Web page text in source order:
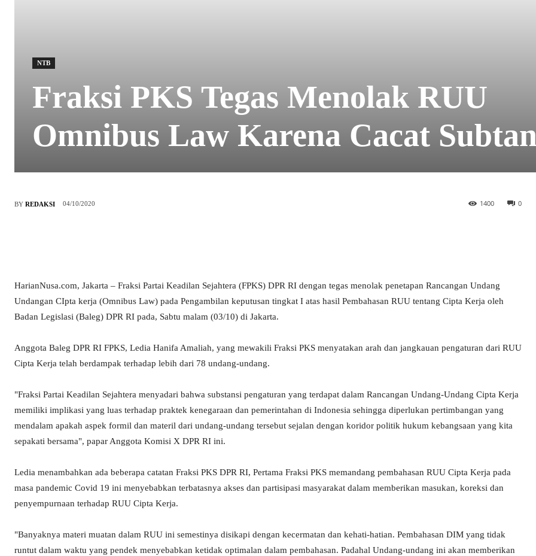
NTB
Fraksi PKS Tegas Menolak RUU
Omnibus Law Karena Cacat
BY REDAKSI 04/10/2020 0
1400
HarianNusa.com, Jakarta – Fraksi Partai Keadilan Sejahtera (FPKS) DPR RI dengan tegas menolak penetapan Rancangan Undang
Undangan CIpta kerja (Omnibus Law) pada Pengambilan keputusan tingkat I atas hasil Pembahasan RUU tentang Cipta Kerja oleh
Badan Legislasi (Baleg) DPR RI pada, Sabtu malam (03/10) di Jakarta.
Anggota Baleg DPR RI FPKS, Ledia Hanifa Amaliah, yang mewakili Fraksi PKS menyatakan arah dan jangkauan pengaturan dari RUU
Cipta Kerja telah berdampak terhadap lebih dari 78 undang-undang.
"Fraksi Partai Keadilan Sejahtera menyadari bahwa substansi pengaturan yang terdapat dalam Rancangan Undang-Undang Cipta Kerja
memiliki implikasi yang luas terhadap praktek kenegaraan dan pemerintahan di Indonesia sehingga diperlukan pertimbangan yang
mendalam apakah aspek formil dan materil dari undang-undang tersebut sejalan dengan koridor politik hukum kebangsaan yang kita
sepakati bersama", papar Anggota Komisi X DPR RI ini.
Ledia menambahkan ada beberapa catatan Fraksi PKS DPR RI, Pertama Fraksi PKS memandang pembahasan RUU Cipta Kerja pada
masa pandemic Covid 19 ini menyebabkan terbatasnya akses dan partisipasi masyarakat dalam memberikan masukan, koreksi dan
penyempurnaan terhadap RUU Cipta Kerja.
"Banyaknya materi muatan dalam RUU ini semestinya disikapi dengan kecermatan dan kehati-hatian. Pembahasan DIM yang tidak
runtut dalam waktu yang pendek menyebabkan ketidak optimalan dalam pembahasan. Padahal Undang-undang ini akan memberikan